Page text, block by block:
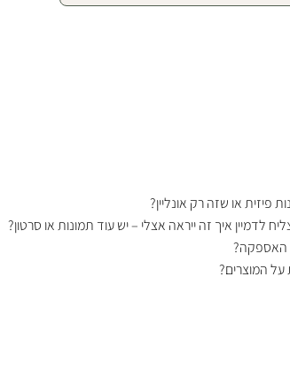
פיזית או שזה רק אונליין?
לדמיין איך זה ייראה אצלי – יש עוד תמונות או סרטון?
האספקה?
על המוצרים?